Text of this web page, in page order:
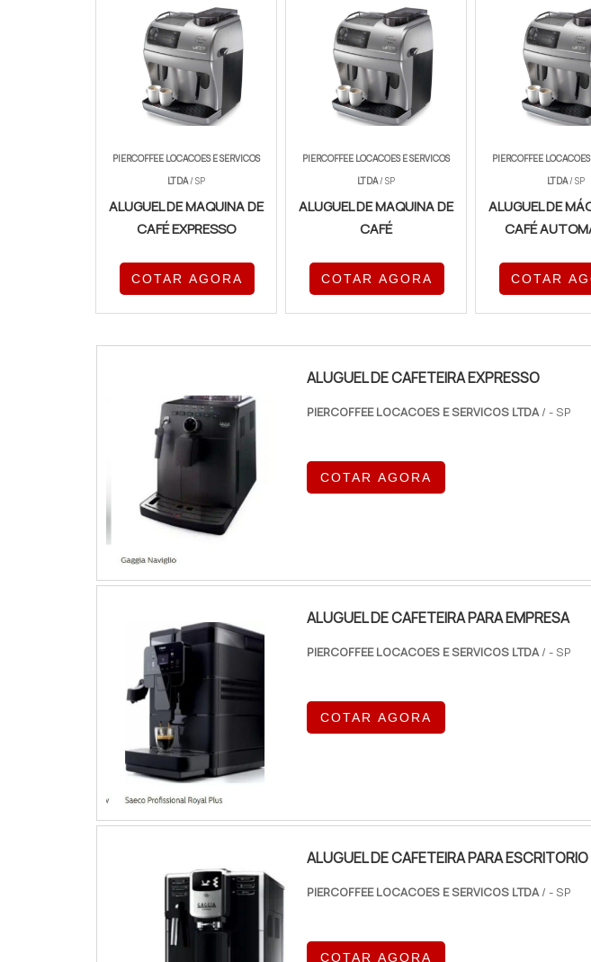
PIERCOFFEE LOCACOES E SERVICOS
LTDA/ SP
ALUGUEL DE MAQUINA DE
CAFÉ EXPRESSO
COTAR AGORA
PIERCOFFEE LOCACOES E SERVICOS
LTDA/ SP
ALUGUEL DE MAQUINA DE
CAFÉ
COTAR AGORA
PIERCOFFEE
LTDA/ SP
ALUGUEL DE
CAFÉ
COTAR
ALUGUEL DE CAFETEIRA EXPRESSO
PIERCOFFEE LOCACOES E SERVICOS LTDA/ - SP
COTAR AGORA
ALUGUEL DE CAFETEIRA PARA EMPRESA
PIERCOFFEE LOCACOES E SERVICOS LTDA/ - SP
COTAR AGORA
ALUGUEL DE CAFETEIRA PARA ESCRITORIO
PIERCOFFEE LOCACOES E SERVICOS LTDA/ - SP
COTAR AGORA